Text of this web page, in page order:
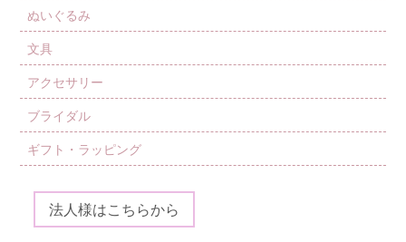
ぬいぐるみ
文具
アクセサリー
ブライダル
ギフト・ラッピング
法人様はこちらから